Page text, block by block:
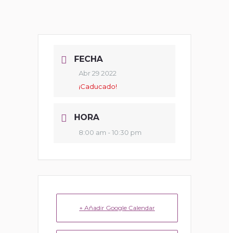
FECHA
Abr 29 2022
¡Caducado!
HORA
8:00 am - 10:30 pm
+ Añadir Google Calendar